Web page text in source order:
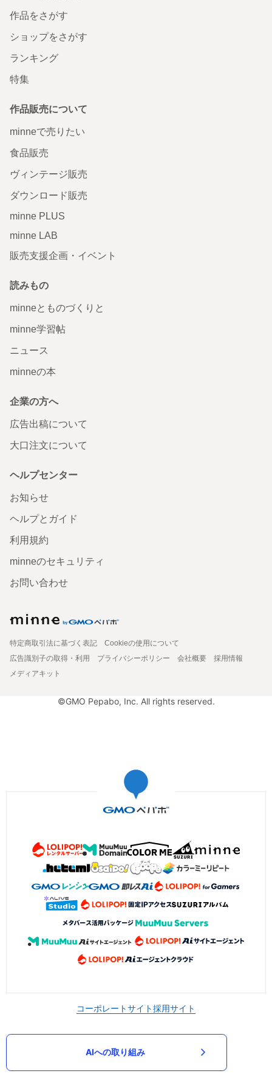
作品をさがす
ショップをさがす
ランキング
特集
作品販売について
minneで売りたい
食品販売
ヴィンテージ販売
ダウンロード販売
minne PLUS
minne LAB
販売支援企画・イベント
読みもの
minneとものづくりと
minne学習帖
ニュース
minneの本
企業の方へ
広告出稿について
大口注文について
ヘルプセンター
お知らせ
ヘルプとガイド
利用規約
minneのセキュリティ
お問い合わせ
特定商取引法に基づく表記
Cookieの使用について
広告識別子の取得・利用
プライバシーポリシー 会社概要
採用情報
メディアキット
©GMO Pepabo, Inc. All rights reserved.
コーポレートサイト採用サイト
AIへの取り組み